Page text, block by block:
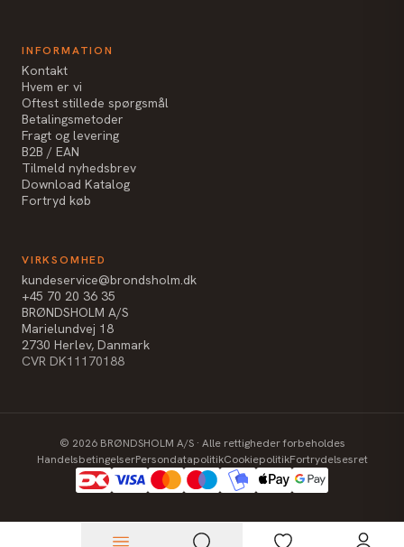
INFORMATION
Kontakt
Hvem er vi
Oftest stillede spørgsmål
Betalingsmetoder
Fragt og levering
B2B / EAN
Tilmeld nyhedsbrev
Download Katalog
Fortryd køb
VIRKSOMHED
kundeservice@brondsholm.dk
+45 70 20 36 35
BRØNDSHOLM A/S
Marielundvej 18
2730 Herlev, Danmark
CVR DK11170188
© 2026BRØNDSHOLM A/S · Alle rettigheder forbeholdes
HandelsbetingelserPersondatapolitikCookiepolitikFortrydelsesret